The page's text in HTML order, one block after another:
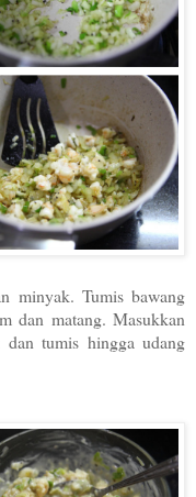
minyak. Tumis bawang
dan matang. Masukkan
tumis hingga udang